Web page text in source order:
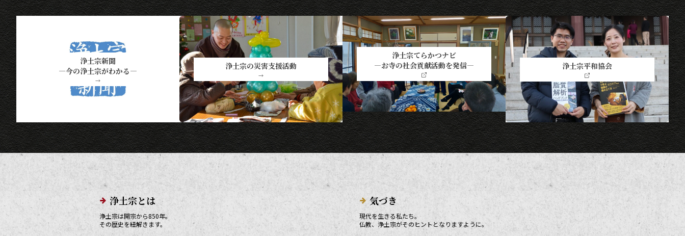
浄土宗新聞
―今の浄土宗がわかる―
→
浄土宗の災害支援活動
→
浄土宗てらかつナビ
―お寺の社会貢献活動を発信―
浄土宗平和協会
メインメニューリンク
浄土宗とは
浄土宗は開宗から850年。
その歴史を紐解きます。
気づき
現代を生きる私たち。
仏教、浄土宗がそのヒントとなりますように。